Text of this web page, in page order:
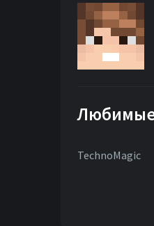
Любимые
TechnoMagic